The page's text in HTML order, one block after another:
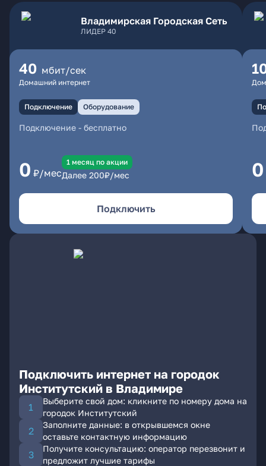
Владимирская Городская Сеть
ЛИДЕР 40
40 мбит/сек
Домашний интернет
Подключение Оборудование
Подключение - бесплатно
0 ₽/мес
1 месяц по акции
Далее 200₽/мес
Подключить
0
Подключить интернет на городок
Институтский в Владимире
Выберите свой дом: кликните по номеру дома на
городок Институтский
Заполните данные: в открывшемся окне
оставьте контактную информацию
Получите консультацию: оператор перезвонит и
предложит лучшие тарифы